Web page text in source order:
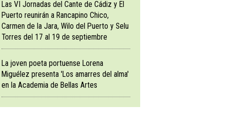
Las VI Jornadas del Cante de Cádiz y El
Puerto reunirán a Rancapino Chico,
Carmen de la Jara, Wilo del Puerto y Selu
Torres del 17 al 19 de septiembre
La joven poeta portuense Lorena
Miguélez presenta 'Los amarres del alma'
en la Academia de Bellas Artes